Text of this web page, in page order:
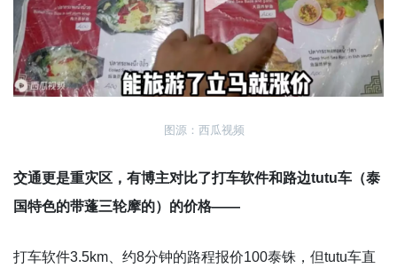
图源：西瓜视频
交通更是重灾区，有博主对比了打车软件和路边tutu车（泰
国特色的带蓬三轮摩的）的价格——
打车软件3.5km、约8分钟的路程报价100泰铢，但tutu车直